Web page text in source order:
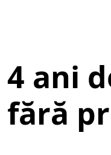
4 ani
fără